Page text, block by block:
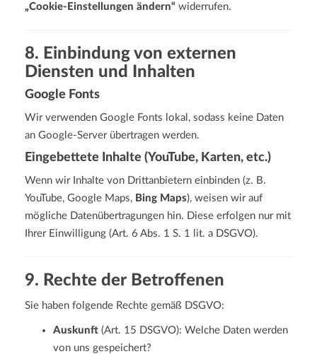
„Cookie-Einstellungen ändern“ widerrufen.
8. Einbindung von externen
Diensten und Inhalten
Google Fonts
Wir verwenden Google Fonts lokal, sodass keine Daten
an Google-Server übertragen werden.
Eingebettete Inhalte (YouTube, Karten, etc.)
Wenn wir Inhalte von Drittanbietern einbinden (z. B.
YouTube, Google Maps, Bing Maps), weisen wir auf
mögliche Datenübertragungen hin. Diese erfolgen nur mit
Ihrer Einwilligung (Art. 6 Abs. 1 S. 1 lit. a DSGVO).
9. Rechte der Betroffenen
Sie haben folgende Rechte gemäß DSGVO:
Auskunft (Art. 15 DSGVO): Welche Daten werden
von uns gespeichert?